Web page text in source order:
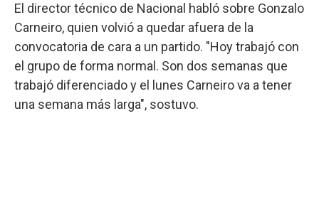
El director técnico de Nacional habló sobre Gonzalo
Carneiro, quien volvió a quedar afuera de la
convocatoria de cara a un partido. "Hoy trabajó con
el grupo de forma normal. Son dos semanas que
trabajó diferenciado y el lunes Carneiro va a tener
una semana más larga", sostuvo.